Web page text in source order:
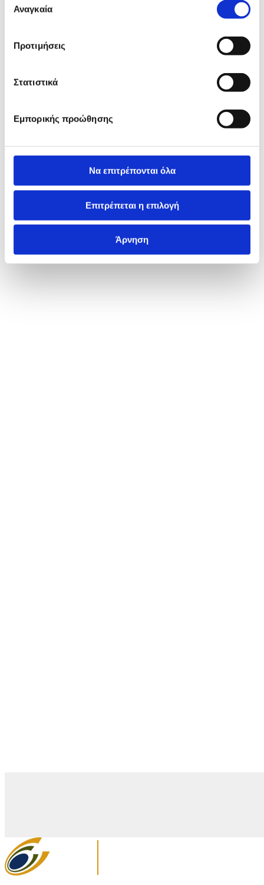
των υπηρεσιών τους.
συγκατάθεσης
Αναγκαία
Προτιμήσεις
Στατιστικά
Εμπορικής προώθησης
Να επιτρέπονται όλα
Επιτρέπεται η επιλογή
Άρνηση